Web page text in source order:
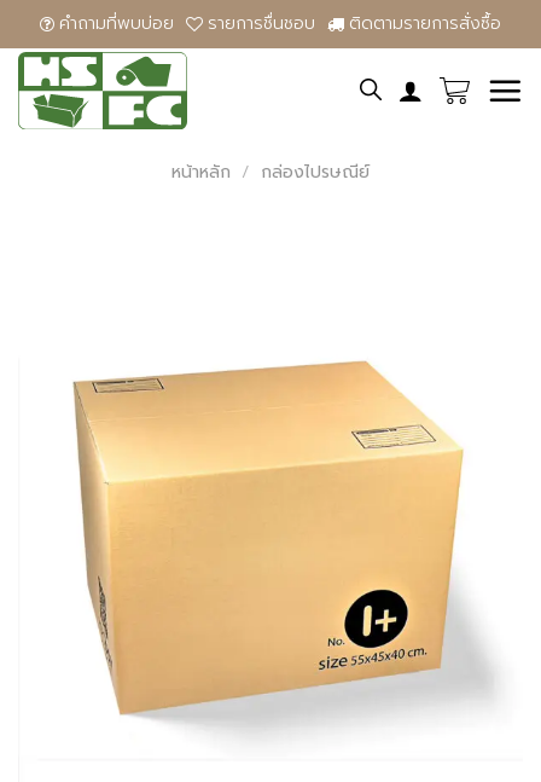
content
คําถามที่พบบ่อย รายการชื่นชอบ ติดตามรายการสั่งซื้อ
หน้าหลัก / กล่องไปรษณีย์